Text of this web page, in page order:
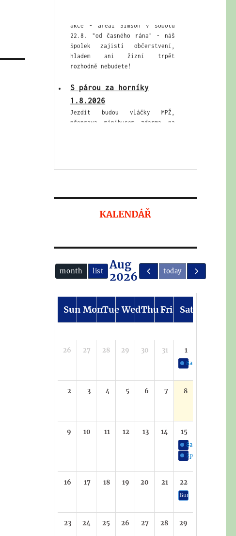
hladem ani žízní trpět
rozhodně nebudete!
S párou za horníky
Jezdit budou vláčky MPŽ,
přeprava minibusem zdarma na
Simson tam i zpět, možnost
prohlídek hornického muzea s
KALENDÁŘ
month list
Aug
2026
today
Sun MonTue WedThuFri Sat
26 27 28 29 30 31 1
8a
2 3 4 5 6 7 8
9 10 11 12 13 14 15
8a
2p
16 17 18 19 20 21 22
Burza a výstava
23 24 25 26 27 28 29